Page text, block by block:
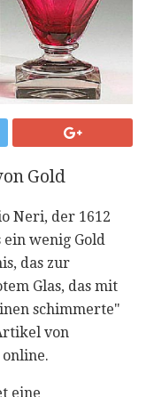
Gold
Neri, der 1612
ein wenig Gold
das zur
Glas, das mit
schimmerte"
von
eine